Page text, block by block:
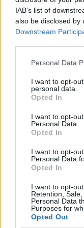
IAB’s list of
also be disclosed by
Downstream
Personal Data
I want to opt-
personal data.
Opted In
I want to opt-
Personal Data.
Opted In
I want to opt-
Personal Data
Opted In
I want to opt-
Retention,
Personal Data
Purposes for
Opted Out
ΣΧΕΤΙΚΑ